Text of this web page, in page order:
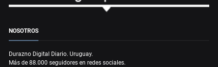
NOSOTROS
Durazno Digital Diario. Uruguay.
Más de 88.000 seguidores en redes sociales.